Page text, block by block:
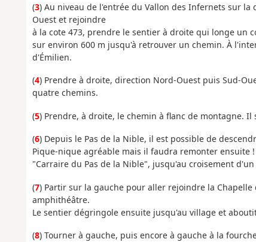
(3) Au niveau de l'entrée du Vallon des Infernets sur
Ouest et rejoindre
à la cote 473, prendre le sentier à droite qui longe un
sur environ 600 m jusqu'à retrouver un chemin. À
d'Émilien.
(4) Prendre à droite, direction Nord-Ouest puis Sud-
quatre chemins.
(5) Prendre, à droite, le chemin à flanc de montagne.
(6) Depuis le Pas de la Nible, il est possible de
Pique-nique agréable mais il faudra remonter
"Carraire du Pas de la Nible", jusqu'au croisement
(7) Partir sur la gauche pour aller rejoindre la
amphithéâtre.
Le sentier dégringole ensuite jusqu'au village et
(8) Tourner à gauche, puis encore à gauche à la